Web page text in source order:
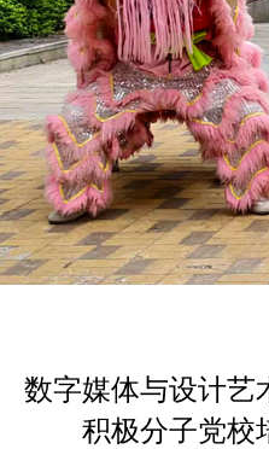
数字媒体与设计艺
积极分子党校